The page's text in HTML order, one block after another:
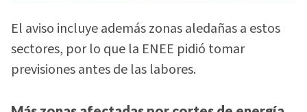
El aviso incluye además zonas aledañas a estos
sectores, por lo que la ENEE pidió tomar
previsiones antes de las labores.